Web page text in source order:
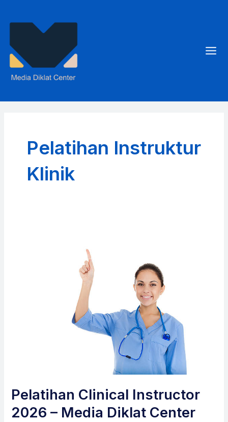
Pelatihan Instruktur
Klinik
Pelatihan Clinical Instructor
2026 – Media Diklat Center